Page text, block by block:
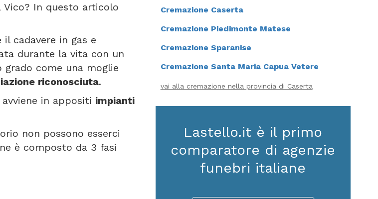
Vico? In questo articolo
cadavere in gas e
durante la vita con un
come una moglie
riconosciuta.
in appositi impianti
non possono esserci
è composto da 3 fasi
Cremazione Caserta
Cremazione Piedimonte Matese
Cremazione Sparanise
Cremazione Santa Maria Capua Vetere
vai alla cremazione nella provincia di Caserta
Lastello.it è il primo
comparatore di agenzie
funebri italiane